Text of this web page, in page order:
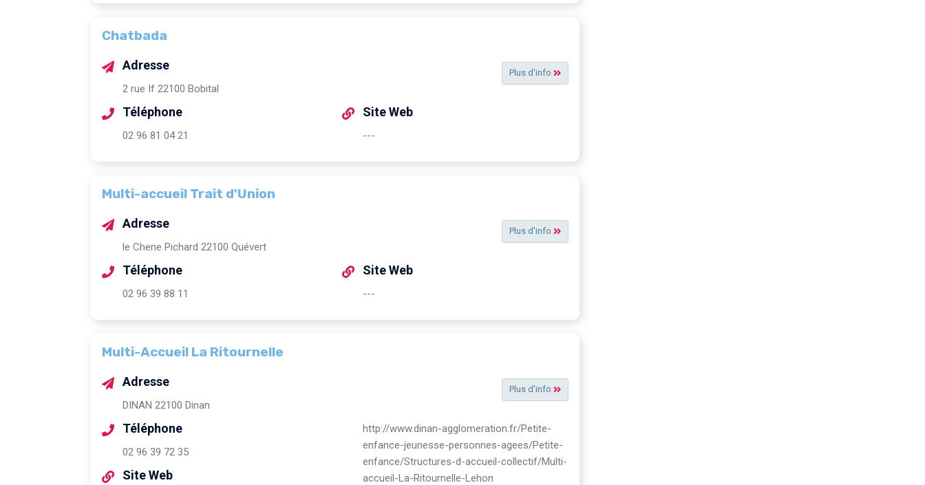
Chatbada
Plus d'info
Adresse
2 rue If 22100 Bobital
Téléphone
02 96 81 04 21
Site Web
---
Multi-accueil Trait d'Union
Plus d'info
Adresse
le Chene Pichard 22100 Quévert
Téléphone
02 96 39 88 11
Site Web
---
Multi-Accueil La Ritournelle
Plus d'info
Adresse
DINAN 22100 Dinan
Téléphone
02 96 39 72 35
Site Web
http://www.dinan-agglomeration.fr/Petite-
enfance-jeunesse-personnes-agees/Petite-
enfance/Structures-d-accueil-collectif/Multi-
accueil-La-Ritournelle-Lehon